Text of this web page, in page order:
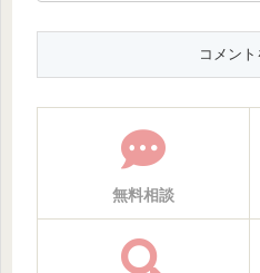
無料相談